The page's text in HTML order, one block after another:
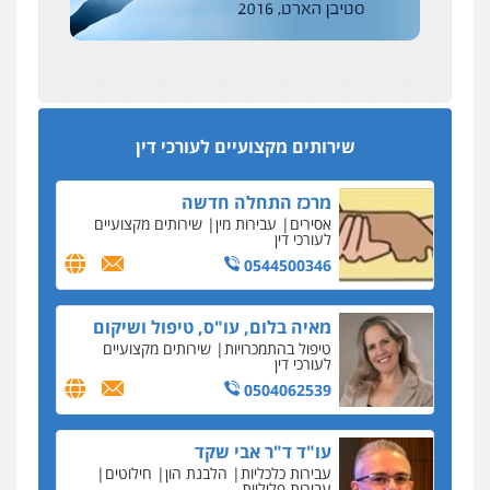
שירותים מקצועיים לעורכי דין
0522508109
מקצועיים לעורכי דין
מרכז התחלה חדשה
אסירים עבירות מין שירותים מקצועיים
לעורכי דין
0544500346
מאיה בלום, עו"ס, טיפול ושיקום
טיפול בהתמכרויות שירותים מקצועיים
לעורכי דין
0504062539
עו"ד ד"ר אבי שקד
עבירות כלכליות הלבנת הון חילוטים
עסקה חמה
כתב האישום נגד עו"ד עידן דביר: האונס והמחירון
לאקטים מיניים
כתב אישום: יו"ר ש"ס לשעבר בחיפה וסינדיקאט
ההלוואות של משפחת הרינג
הפרקליטות: הרב נתנאל חייק ואביו הרב אריה חייק
שמשו אנשי
החשוד ברצח עו"ד ארבל פלדמן טען לרקע נפשי
ושתק בחקירתו
בבית המשפט התברר כי לחשוד, אחמד אלרג'וב
מרמלה, לא נערכה
יחסי עו"ד לקוח
עורכת דין נעצרה בחשד להעברת סם לנאשם בכלא
השרון